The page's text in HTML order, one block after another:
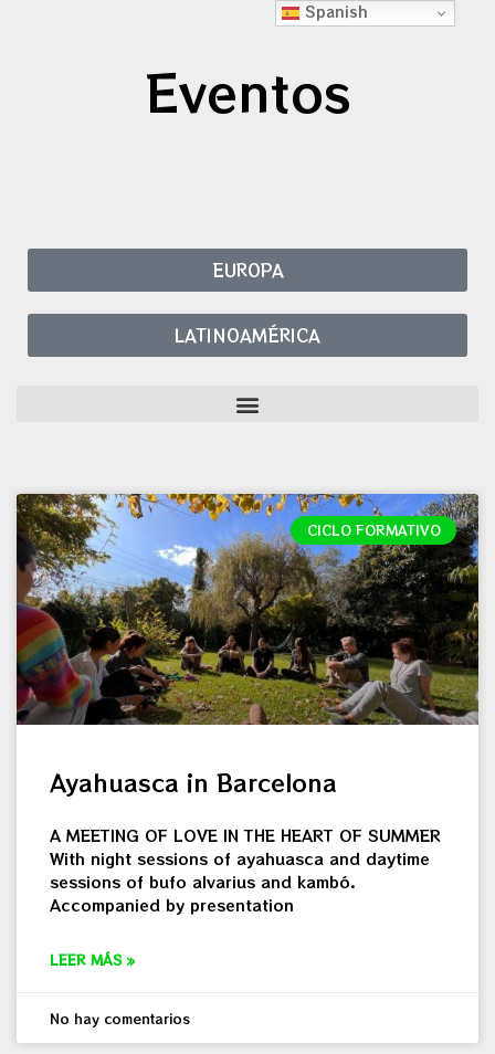
Eventos
EUROPA
LATINOAMÉRICA
CICLO FORMATIVO
Ayahuasca in Barcelona
A MEETING OF LOVE IN THE HEART OF SUMMER
With night sessions of ayahuasca and daytime
sessions of bufo alvarius and kambó.
Accompanied by presentation
LEER MÁS »
No hay comentarios
Spanish